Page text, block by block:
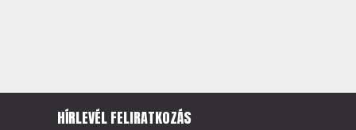
HÍRLEVÉL FELIRATKOZÁS